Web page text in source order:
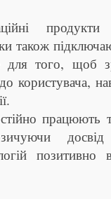
також
для того, щоб
працюють